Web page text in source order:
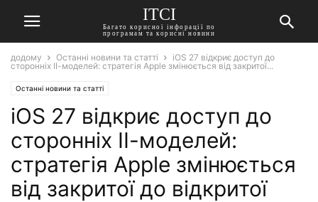
ITCI
Багато корисної інфорації по
програмам та корисні новини
додому Останні новини та статті
iOS 27 відкриє доступ до
сторонніх ІІ-моделей: стратегія Apple змінюється від закритої...
Останні новини та статті
iOS 27 відкриє доступ до
сторонніх ІІ-моделей:
стратегія Apple змінюється
від закритої до відкритої